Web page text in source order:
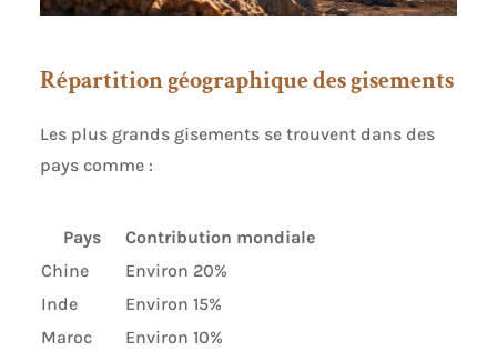
Répartition géographique des gisements
Les plus grands gisements se trouvent dans des
pays comme :
Pays
Contribution mondiale
Chine
Environ 20%
Inde
Environ 15%
Maroc
Environ 10%